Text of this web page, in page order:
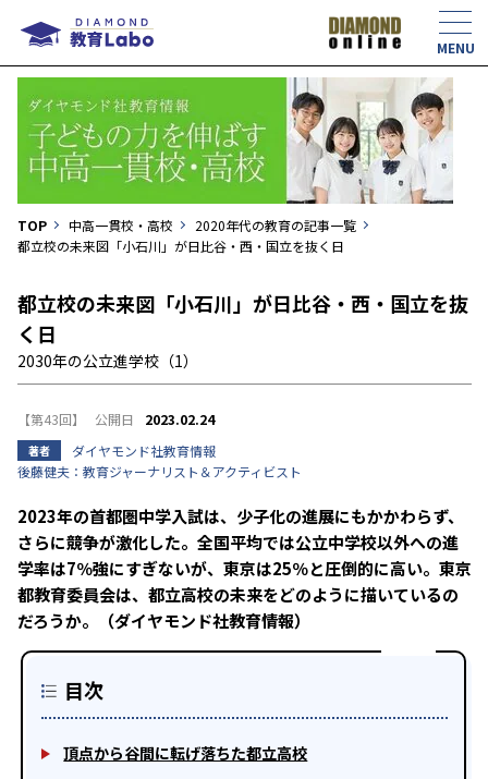
TOP 中高一貫校・高校
2020年代の教育の記事一覧
都立校の未来図「小石川」が日比谷・西・国立を抜く日
都立校の未来図「小石川」が日比谷・西・国立を抜
く日
2030年の公立進学校（1）
【第43回】 2023.02.24
著者
ダイヤモンド社教育情報
後藤健夫：教育ジャーナリスト＆アクティビスト
2023年の首都圏中学入試は、少子化の進展にもかかわらず、
さらに競争が激化した。全国平均では公立中学校以外への進
学率は7％強にすぎないが、東京は25％と圧倒的に高い。東京
都教育委員会は、都立高校の未来をどのように描いているの
だろうか。（ダイヤモンド社教育情報）
目次
頂点から谷間に転げ落ちた都立高校